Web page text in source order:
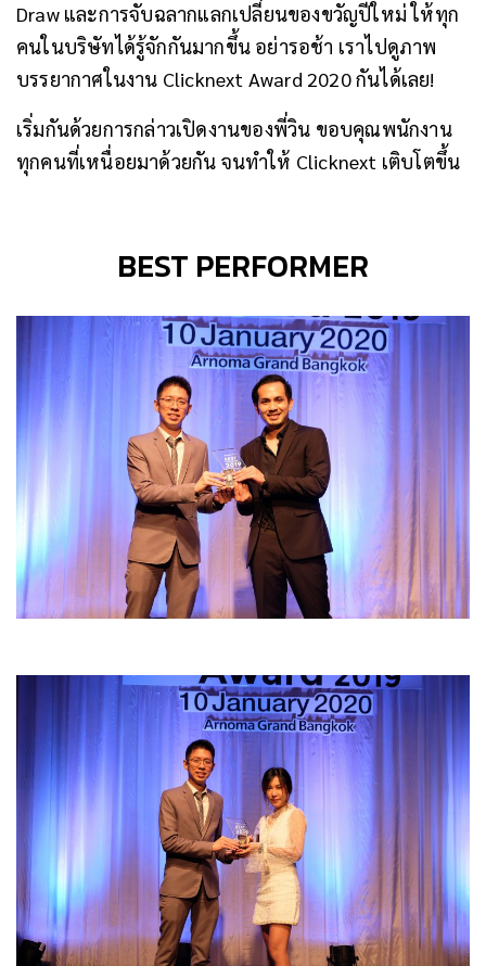
Draw และการจับฉลากแลกเปลี่ยนของขวัญปีใหม่ ให้ทุก
คนในบริษัทได้รู้จักกันมากขึ้น อย่ารอช้า เราไปดูภาพ
บรรยากาศในงาน Clicknext Award 2020 กันได้เลย!
เริ่มกันด้วยการกล่าวเปิดงานของพี่วิน ขอบคุณพนักงาน
ทุกคนที่เหนื่อยมาด้วยกัน จนทำให้ Clicknext เติบโตขึ้น
BEST PERFORMER